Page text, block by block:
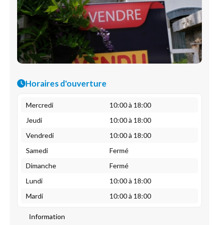
Horaires d'ouverture
Mercredi
10:00 à 18:00
Jeudi
10:00 à 18:00
Vendredi
10:00 à 18:00
Samedi
Fermé
Dimanche
Fermé
Lundi
10:00 à 18:00
Mardi
10:00 à 18:00
Information